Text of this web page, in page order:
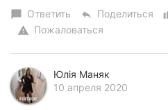
chat_bubble Ответить reply Поделиться
warning Пожаловаться
Юлія Маняк
10 апреля 2020